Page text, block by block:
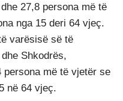
27,8 persona më të
nga 15 deri 64 vjeç.
varësisë së të
Shkodrës,
persona më të vjetër se
në 64 vjeç.